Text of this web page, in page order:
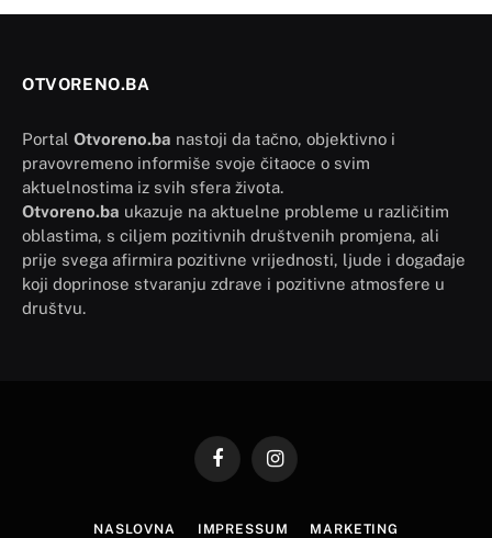
OTVORENO.BA
Portal Otvoreno.ba nastoji da tačno, objektivno i
pravovremeno informiše svoje čitaoce o svim
aktuelnostima iz svih sfera života.
Otvoreno.ba ukazuje na aktuelne probleme u različitim
oblastima, s ciljem pozitivnih društvenih promjena, ali
prije svega afirmira pozitivne vrijednosti, ljude i događaje
koji doprinose stvaranju zdrave i pozitivne atmosfere u
društvu.
FacebookInstagram
NASLOVNA IMPRESSUM MARKETING